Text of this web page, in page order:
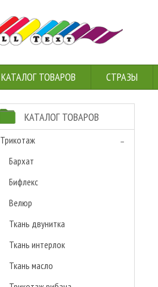
КАТАЛОГ ТОВАРОВ СТРАЗЫ
КАТАЛОГ ТОВАРОВ
Трикотаж
Бархат
Бифлекс
Велюр
Ткань двунитка
Ткань интерлок
Ткань масло